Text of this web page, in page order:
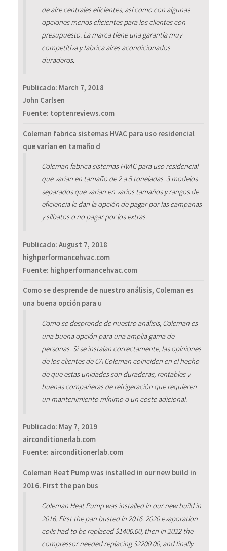
de aire centrales eficientes, así como con algunas
opciones menos eficientes para los clientes con
presupuesto. La marca tiene una garantía muy
competitiva y fabrica aires acondicionados
duraderos.
Publicado: March 7, 2018
John Carlsen
Fuente: toptenreviews.com
Coleman fabrica sistemas HVAC para uso residencial
que varían en tamaño d
Coleman fabrica sistemas HVAC para uso residencial
que varían en tamaño de 2 a 5 toneladas. 3 modelos
separados que varían en varios tamaños y rangos de
eficiencia le dan la opción de pagar por las campanas
y silbatos o no pagar por los extras.
Publicado: August 7, 2018
highperformancehvac.com
Fuente: highperformancehvac.com
Como se desprende de nuestro análisis, Coleman es
una buena opción para u
Como se desprende de nuestro análisis, Coleman es
una buena opción para una amplia gama de
personas. Si se instalan correctamente, las opiniones
de los clientes de CA Coleman coinciden en el hecho
de que estas unidades son duraderas, rentables y
buenas compañeras de refrigeración que requieren
un mantenimiento mínimo o un coste adicional.
Publicado: May 7, 2019
airconditionerlab.com
Fuente: airconditionerlab.com
Coleman Heat Pump was installed in our new build in
2016. First the pan bus
Coleman Heat Pump was installed in our new build in
2016. First the pan busted in 2016. 2020 evaporation
coils had to be replaced $1400.00, then in 2022 the
compressor needed replacing $2200.00, and finally